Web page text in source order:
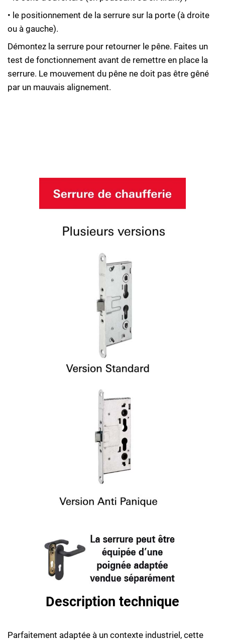
• le positionnement de la serrure sur la porte (à droite
ou à gauche).
Démontez la serrure pour retourner le pêne. Faites un
test de fonctionnement avant de remettre en place la
serrure. Le mouvement du pêne ne doit pas être gêné
par un mauvais alignement.
Description technique
Parfaitement adaptée à un contexte industriel, cette